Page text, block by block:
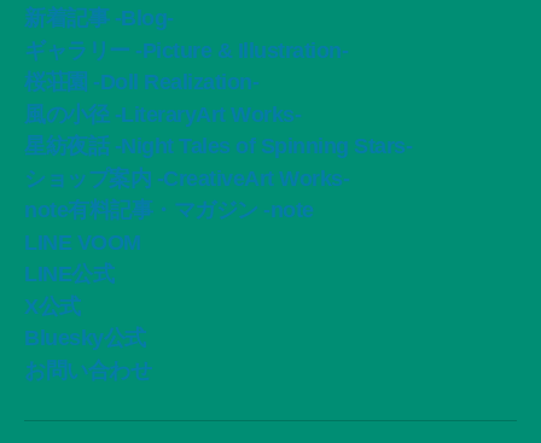
新着記事 -Blog-
ギャラリー -Picture & Illustration-
桜荘園 -Doll Realization-
風の小径 -LiteraryArt Works-
星紡夜話 -Night Tales of Spinning Stars-
ショップ案内 -CreativeArt Works-
note有料記事・マガジン -note
LINE VOOM
LINE公式
X公式
Bluesky公式
お問い合わせ